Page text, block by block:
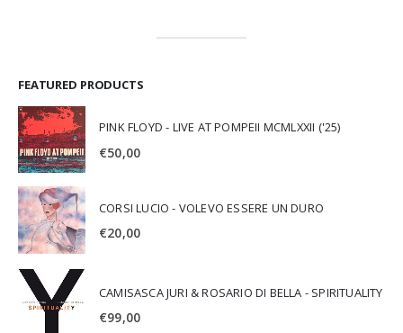
FEATURED PRODUCTS
PINK FLOYD - LIVE AT POMPEII MCMLXXII ('25)
€50,00
CORSI LUCIO - VOLEVO ESSERE UN DURO
€20,00
CAMISASCA JURI & ROSARIO DI BELLA - SPIRITUALITY
€99,00